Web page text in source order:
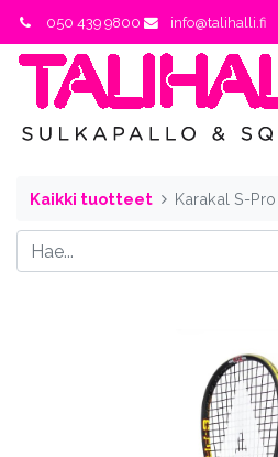
050 439 9800 info@talihalli.fi
Kaikki tuotteet Karakal S-Pro